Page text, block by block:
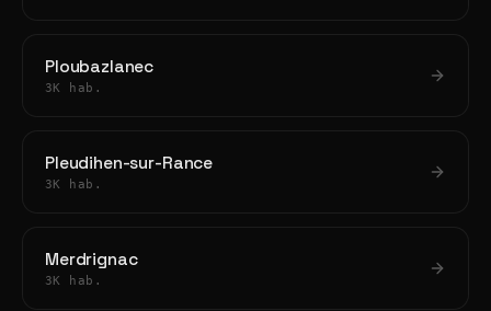
Ploubazlanec
3K hab.
Pleudihen-sur-Rance
3K hab.
Merdrignac
3K hab.